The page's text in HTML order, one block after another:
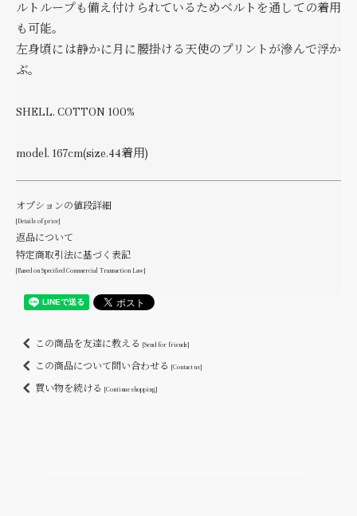
ルトループも備え付けられているためベルトを通しての着用
も可能。
左身頃には静かに月に腰掛ける天使のプリントが滲んで浮か
ぶ。
SHELL. COTTON 100%
model. 167cm(size.44着用)
オプションの値段詳細
[Details of price]
返品について
特定商取引法に基づく表記
[Based on Specified Commercial Transaction Law]
この商品を友達に教える [Send for friends]
この商品について問い合わせる [Contact us]
買い物を続ける [Continue shopping]